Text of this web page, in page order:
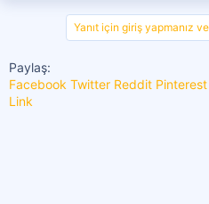
Yanıt için giriş yapmanız
Paylaş:
Facebook Twitter Reddit Pinterest
Link